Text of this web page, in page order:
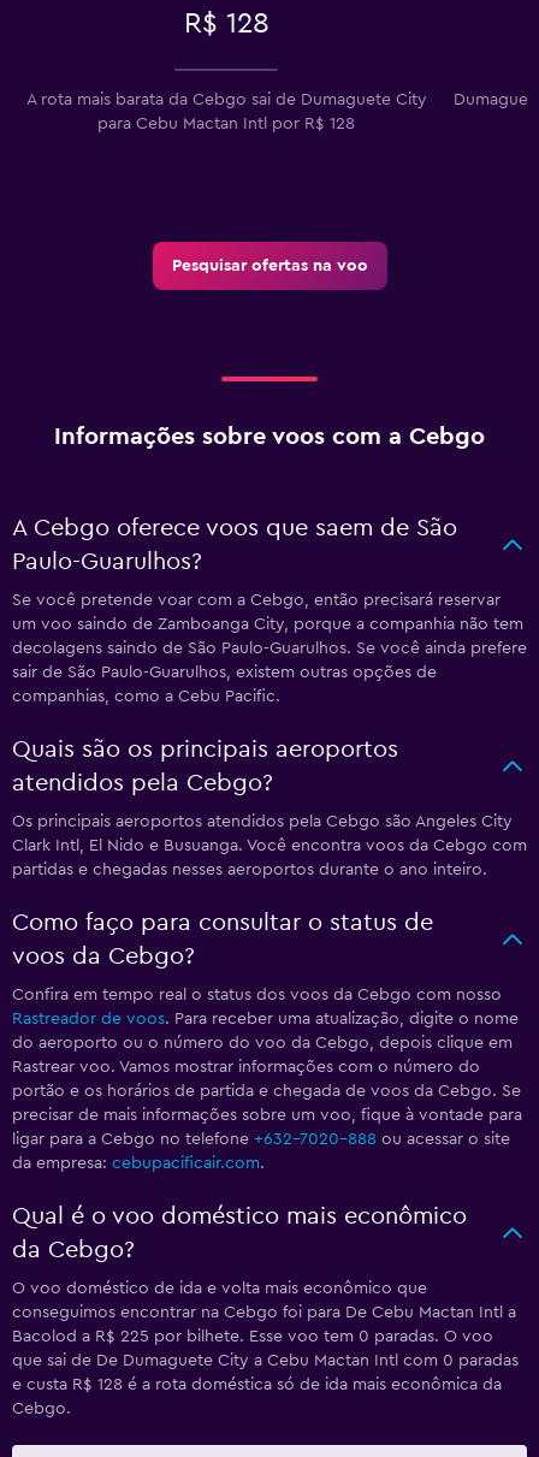
R$ 128
A rota mais barata da Cebgo sai de Dumaguete City
para Cebu Mactan Intl por R$ 128
Pesquisar ofertas na voo
Informações sobre voos com a Cebgo
A Cebgo oferece voos que saem de São
Paulo-Guarulhos?
Se você pretende voar com a Cebgo, então precisará reservar
um voo saindo de Zamboanga City, porque a companhia não tem
decolagens saindo de São Paulo-Guarulhos. Se você ainda prefere
sair de São Paulo-Guarulhos, existem outras opções de
companhias, como a Cebu Pacific.
Quais são os principais aeroportos
atendidos pela Cebgo?
Os principais aeroportos atendidos pela Cebgo são Angeles City
Clark Intl, El Nido e Busuanga. Você encontra voos da Cebgo com
partidas e chegadas nesses aeroportos durante o ano inteiro.
Como faço para consultar o status de
voos da Cebgo?
Confira em tempo real o status dos voos da Cebgo com nosso
Rastreador de voos. Para receber uma atualização, digite o nome
do aeroporto ou o número do voo da Cebgo, depois clique em
Rastrear voo. Vamos mostrar informações com o número do
portão e os horários de partida e chegada de voos da Cebgo. Se
precisar de mais informações sobre um voo, fique à vontade para
ligar para a Cebgo no telefone +632-7020-888 ou acessar o site
da empresa: cebupacificair.com.
Qual é o voo doméstico mais econômico
da Cebgo?
O voo doméstico de ida e volta mais econômico que
conseguimos encontrar na Cebgo foi para De Cebu Mactan Intl a
Bacolod a R$ 225 por bilhete. Esse voo tem 0 paradas. O voo
que sai de De Dumaguete City a Cebu Mactan Intl com 0 paradas
e custa R$ 128 é a rota doméstica só de ida mais econômica da
Cebgo.